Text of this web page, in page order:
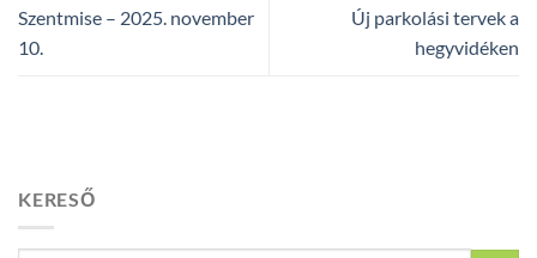
Szentmise – 2025. november
10.
Új parkolási tervek a
hegyvidéken
KERESŐ